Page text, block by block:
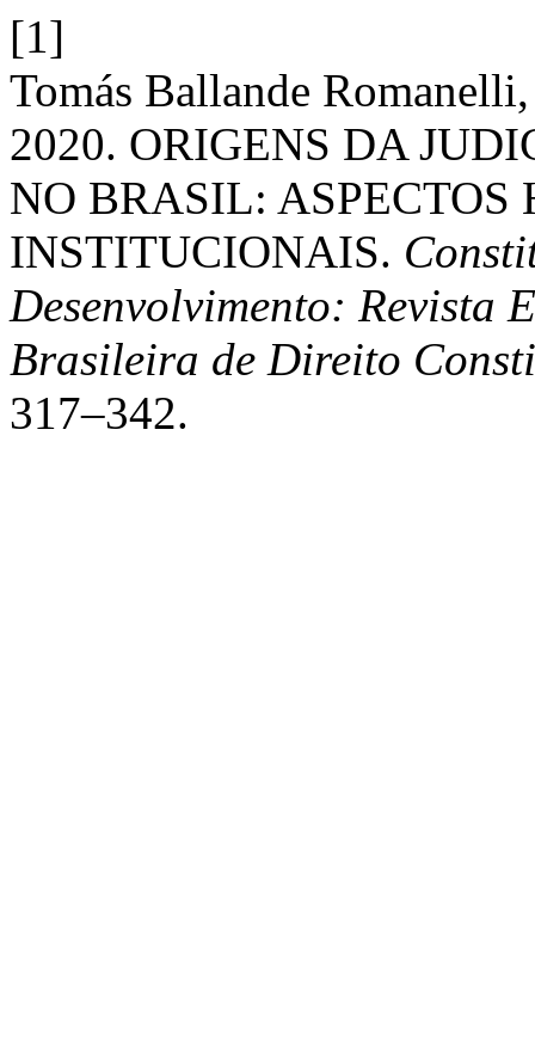
[1]
Tomás Ballande
2020. ORIGENS DA
NO BRASIL: ASPECTOS
INSTITUCIONAIS.
Desenvolvimento: Revista
Brasileira de Direito
317–342.